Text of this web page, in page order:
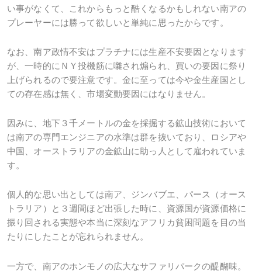
い事がなくて、これからもっと酷くなるかもしれない南アの
プレーヤーには勝って欲しいと単純に思ったからです。
なお、南ア政情不安はプラチナには生産不安要因となります
が、一時的にＮＹ投機筋に囃され煽られ、買いの要因に祭り
上げられるので要注意です。金に至っては今や金生産国とし
ての存在感は無く、市場変動要因にはなりません。
因みに、地下３千メートルの金を採掘する鉱山技術において
は南アの専門エンジニアの水準は群を抜いており、ロシアや
中国、オーストラリアの金鉱山に助っ人として雇われていま
す。
個人的な思い出としては南ア、ジンバブエ、パース（オース
トラリア）と３週間ほど出張した時に、資源国が資源価格に
振り回される実態や本当に深刻なアフリカ貧困問題を目の当
たりにしたことが忘れられません。
一方で、南アのホンモノの広大なサファリパークの醍醐味。